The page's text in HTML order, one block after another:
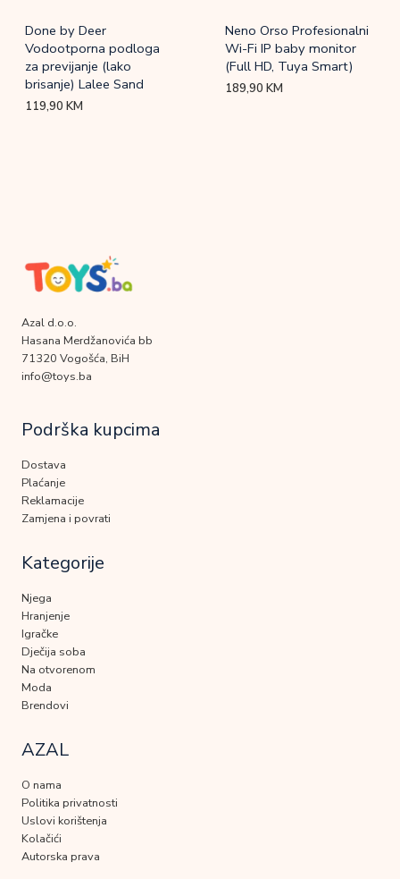
Done by Deer
Vodootporna podloga
za previjanje (lako
brisanje) Lalee Sand
119,90KM
Neno Orso Profesionalni
Wi-Fi IP baby monitor
(Full HD, Tuya Smart)
189,90KM
Azal d.o.o.
Hasana Merdžanovića bb
71320 Vogošća, BiH
info@toys.ba
Podrška kupcima
Dostava
Plaćanje
Reklamacije
Zamjena i povrati
Kategorije
Njega
Hranjenje
Igračke
Dječija soba
Na otvorenom
Moda
Brendovi
AZAL
O nama
Politika privatnosti
Uslovi korištenja
Kolačići
Autorska prava